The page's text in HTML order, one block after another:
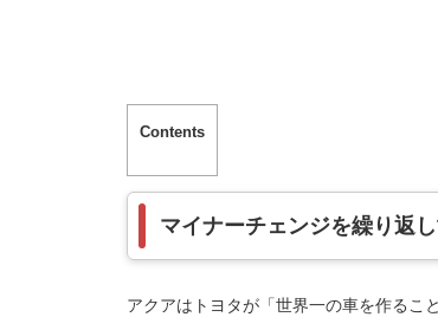
Contents
マイナーチェンジを繰り返
アクアはトヨタが「世界一の車を作るこ